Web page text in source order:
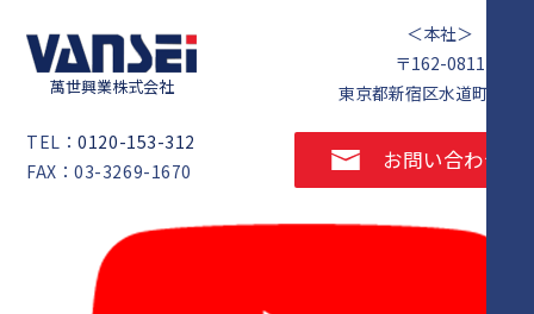
萬世興業株式会社
＜本社＞
〒162-0811
東京都新宿区水道町1番5
TEL：0120-153-312
FAX：03-3269-1670
お問い合わせ